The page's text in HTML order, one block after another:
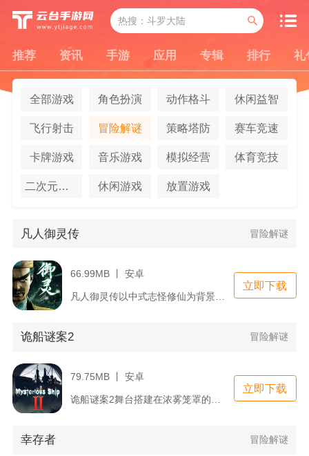
推荐 资讯 手游 应用 专辑 排行 礼
全部游戏 角色扮演 动作格斗 休闲益智
飞行射击 冒险解谜 策略塔防 赛车竞速
卡牌游戏 音乐游戏 模拟经营 体育竞技
二次元养成 休闲游戏 放置游戏
凡人御灵传 冒险解谜
66.99MB 丨 安卓
凡人御灵传以中式志怪修仙为背景，玩家化身凡人修行者，研习御灵...
立即下载
诡船谜案2 冒险解谜
79.75MB 丨 安卓
立即下载
幸存者 冒险解谜